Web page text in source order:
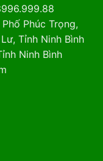
Phúc Trọng,
Tỉnh Ninh Bình
Ninh Bình